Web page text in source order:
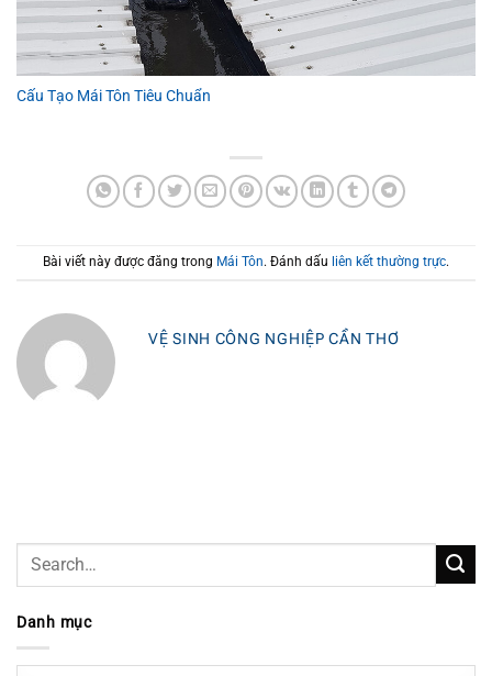
Cấu Tạo Mái Tôn Tiêu Chuẩn
Bài viết này được đăng trong Mái Tôn. Đánh dấu liên kết thường trực.
VỆ SINH CÔNG NGHIỆP CẦN THƠ
Danh mục